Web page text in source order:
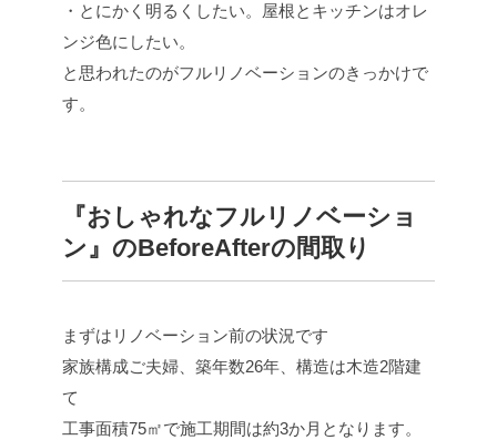
・とにかく明るくしたい。屋根とキッチンはオレ
ンジ色にしたい。
と思われたのがフルリノベーションのきっかけで
す。
『おしゃれなフルリノベーショ
ン』のBeforeAfterの間取り
まずはリノベーション前の状況です
家族構成ご夫婦、築年数26年、構造は木造2階建
て
工事面積75㎡で施工期間は約3か月となります。